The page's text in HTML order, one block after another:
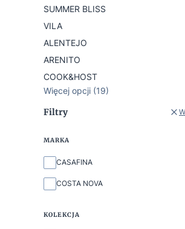
SUMMER BLISS
VILA
ALENTEJO
ARENITO
COOK&HOST
Więcej opcji (19)
Filtry
MARKA
MarkaCASAFINA
COSTA NOVA
KOLEKCJA